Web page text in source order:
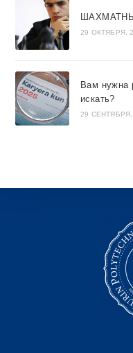
29 ОКТЯБРЯ,
Вам нужна
искать?
29 СЕНТЯБРЯ,